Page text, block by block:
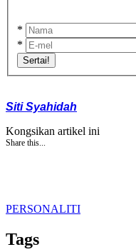
*
*
Sertai!
Siti Syahidah
Kongsikan artikel ini
Share this...
PERSONALITI
Tags